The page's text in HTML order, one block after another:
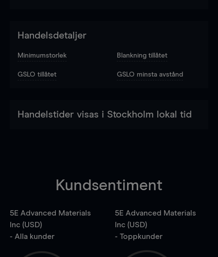
Handelsdetaljer
Minimumstorlek Blankning tillåtet
GSLO tillåtet GSLO minsta avstånd
Handelstider visas i Stockholm lokal tid
Kundsentiment
5E Advanced Materials
Inc (USD)
- Alla kunder
5E Advanced Materials
Inc (USD)
- Toppkunder